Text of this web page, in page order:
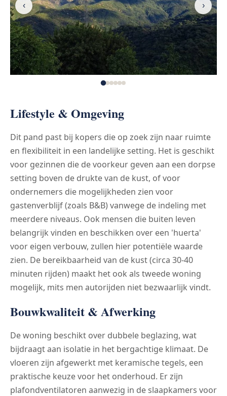
Lifestyle & Omgeving
Dit pand past bij kopers die op zoek zijn naar ruimte
en flexibiliteit in een landelijke setting. Het is geschikt
voor gezinnen die de voorkeur geven aan een dorpse
setting boven de drukte van de kust, of voor
ondernemers die mogelijkheden zien voor
gastenverblijf (zoals B&B) vanwege de indeling met
meerdere niveaus. Ook mensen die buiten leven
belangrijk vinden en beschikken over een 'huerta'
voor eigen verbouw, zullen hier potentiële waarde
zien. De bereikbaarheid van de kust (circa 30-40
minuten rijden) maakt het ook als tweede woning
mogelijk, mits men autorijden niet bezwaarlijk vindt.
Bouwkwaliteit & Afwerking
De woning beschikt over dubbele beglazing, wat
bijdraagt aan isolatie in het bergachtige klimaat. De
vloeren zijn afgewerkt met keramische tegels, een
praktische keuze voor het onderhoud. Er zijn
plafondventilatoren aanwezig in de slaapkamers voor
‹ ›